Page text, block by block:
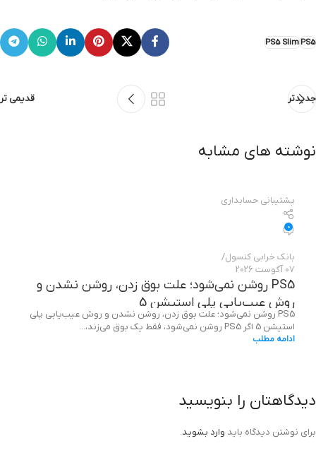
PS5
PS5 Slim
جدیدتر قدیمی تر
نوشته های مشابه
پشتیبانی حسابداری
0
بانک خرابی‌ کنسول
07 آگوست 2026
PS5 روشن نمی‌شود؛ علت بوق زدن، روشن نشدن و
روش عیب‌یابی پلی استیشن 5
PS5 روشن نمی‌شود؛ علت بوق زدن، روشن نشدن و روش عیب‌یابی پلی
استیشن 5 اگر PS5 روشن نمی‌شود، فقط یک بوق می‌زند،...
ادامه مطلب
دیدگاهتان را بنویسید
برای نوشتن دیدگاه باید وارد بشوید.